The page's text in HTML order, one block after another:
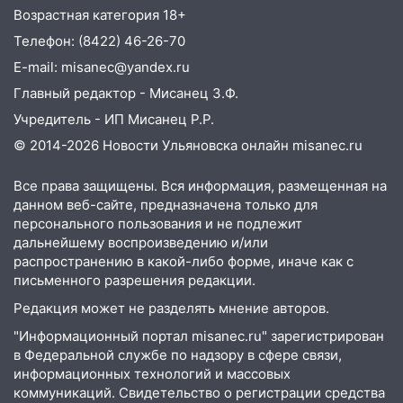
Ульяновской области
18:00 Мотофристайл, рок и силовой
экстрим: в Ульяновске пройдет
большой фестиваль «Наше время»
17:30 Где есть бензин в Ульяновске 5
Ульяновске задержали 19-летнюю
сообщницу мошенников
16:12 Едва не перерезал горло: в
Вешкайме посиделки с судимым
знакомым закончились для женщины
больницей
16:06 18-летняя девушка без прав
перевернулась на мопеде и попала в
больницу
Возрастная категория 18+
Телефон: (8422) 46-26-70
E-mail: misanec@yandex.ru
Главный редактор - Мисанец З.Ф.
Учредитель - ИП Мисанец Р.Р.
© 2014-2026 Новости Ульяновска онлайн misanec.ru
Все права защищены. Вся информация, размещенная на
данном веб-сайте, предназначена только для
персонального пользования и не подлежит
дальнейшему воспроизведению и/или
распространению в какой-либо форме, иначе как с
письменного разрешения редакции.
Редакция может не разделять мнение авторов.
"Информационный портал misanec.ru" зарегистрирован
в Федеральной службе по надзору в сфере связи,
информационных технологий и массовых
коммуникаций. Свидетельство о регистрации средства